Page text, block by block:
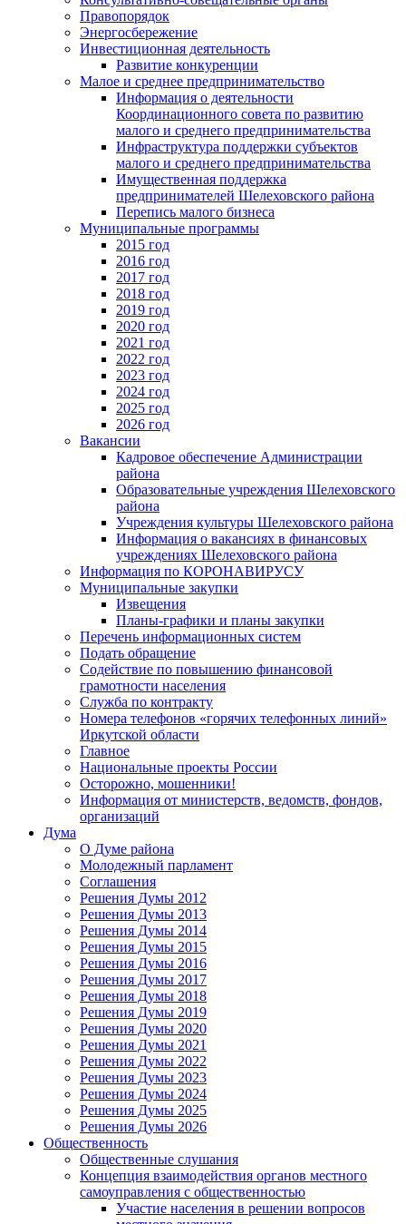
Правопорядок
Энергосбережение
Инвестиционная деятельность
Развитие конкуренции
Малое и среднее предпринимательство
Информация о деятельности
Координационного совета по развитию
малого и среднего предпринимательства
Инфраструктура поддержки субъектов
малого и среднего предпринимательства
Имущественная поддержка
предпринимателей Шелеховского района
Перепись малого бизнеса
Муниципальные программы
2015 год
2016 год
2017 год
2018 год
2019 год
2020 год
2021 год
2022 год
2023 год
2024 год
2025 год
2026 год
Вакансии
Кадровое обеспечение Администрации
района
Образовательные учреждения Шелеховского
района
Учреждения культуры Шелеховского района
Информация о вакансиях в финансовых
учреждениях Шелеховского района
Информация по КОРОНАВИРУСУ
Муниципальные закупки
Извещения
Планы-графики и планы закупки
Перечень информационных систем
Подать обращение
Содействие по повышению финансовой
грамотности населения
Служба по контракту
Номера телефонов «горячих телефонных линий»
Иркутской области
Главное
Национальные проекты России
Осторожно, мошенники!
Информация от министерств, ведомств, фондов,
организаций
Дума
О Думе района
Молодежный парламент
Соглашения
Решения Думы 2012
Решения Думы 2013
Решения Думы 2014
Решения Думы 2015
Решения Думы 2016
Решения Думы 2017
Решения Думы 2018
Решения Думы 2019
Решения Думы 2020
Решения Думы 2021
Решения Думы 2022
Решения Думы 2023
Решения Думы 2024
Решения Думы 2025
Решения Думы 2026
Общественность
Общественные слушания
Концепция взаимодействия органов местного
самоуправления с общественностью
Участие населения в решении вопросов